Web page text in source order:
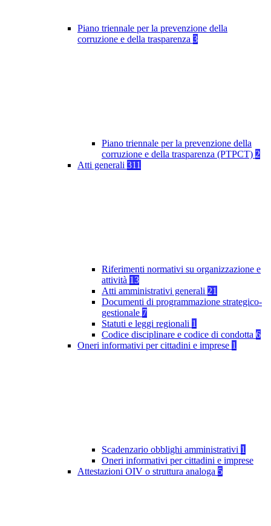
Piano triennale per la prevenzione della
corruzione e della trasparenza 3
Piano triennale per la prevenzione della
corruzione e della trasparenza (PTPCT) 2
Atti generali 311
Riferimenti normativi su organizzazione e
attività 13
Atti amministrativi generali 21
Documenti di programmazione strategico-
gestionale 7
Statuti e leggi regionali 1
Codice disciplinare e codice di condotta 6
Oneri informativi per cittadini e imprese 1
Scadenzario obblighi amministrativi 1
Oneri informativi per cittadini e imprese
Attestazioni OIV o struttura analoga 5